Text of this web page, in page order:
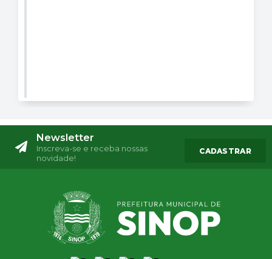
Newsletter
Inscreva-se e receba nossas
novidade!
CADASTRAR